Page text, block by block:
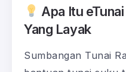
Apa Itu
Yang Layak
Sumbangan Tunai